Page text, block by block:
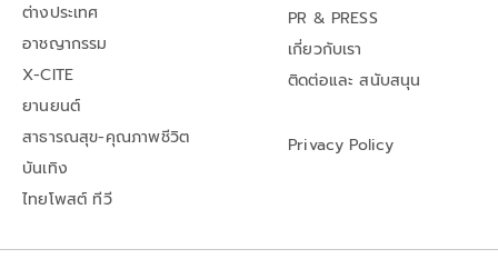
ต่างประเทศ
อาชญากรรม
X-CITE
ยานยนต์
สาธารณสุข-คุณภาพชีวิต
บันเทิง
ไทยโพสต์ ทีวี
PR & PRESS
เกี่ยวกับเรา
ติดต่อและ สนับสนุน
Privacy Policy